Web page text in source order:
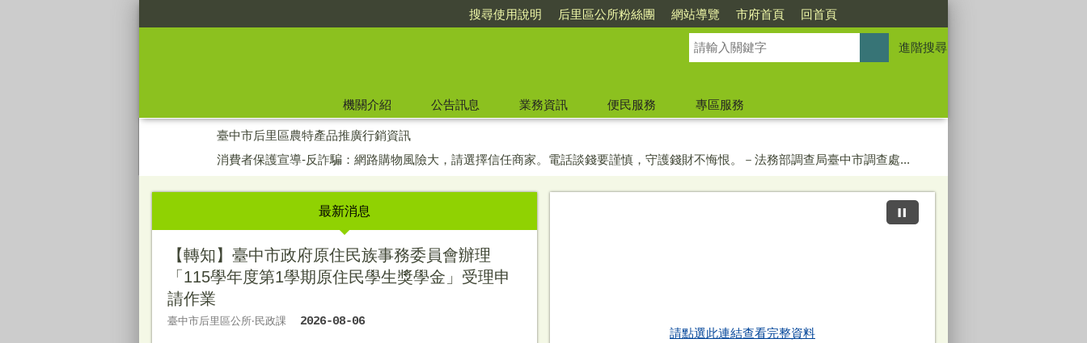
搜尋使用說明 后里區公所粉絲團 網站導覽 市府首頁 回首頁
進階搜尋
機關介紹 公告訊息 業務資訊 便民服務
專區服務
臺中市后里區農特產品推廣行銷資訊
消費者保護宣導-反詐騙：網路購物風險大，請選擇信任商家。電話談錢要謹慎，守護錢財不悔恨。－法務部調查局臺中市調查處...
最新消息
【轉知】臺中市政府原住民族事務委員會辦理
「115學年度第1學期原住民學生獎學金」受理申
請作業
臺中市后里區公所‧民政課 2026-08-06
請點選此連結查看完整資料